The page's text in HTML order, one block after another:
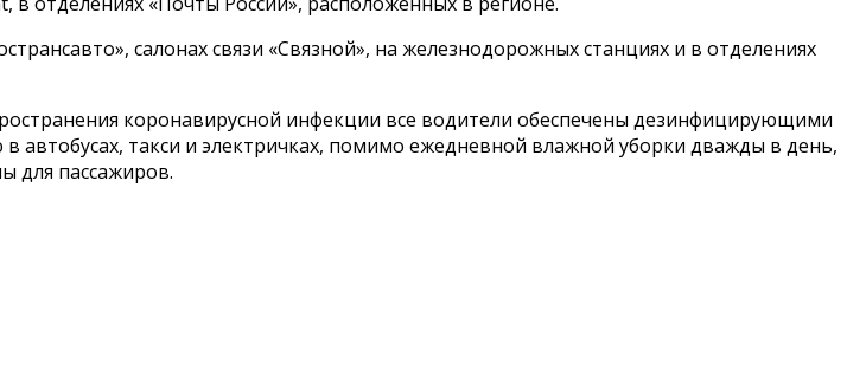
салонах связи «Связной», на железнодорожных станциях и в отделениях
коронавирусной инфекции все водители обеспечены дезинфицирующими
такси и электричках, помимо ежедневной влажной уборки дважды в день,
для пассажиров.